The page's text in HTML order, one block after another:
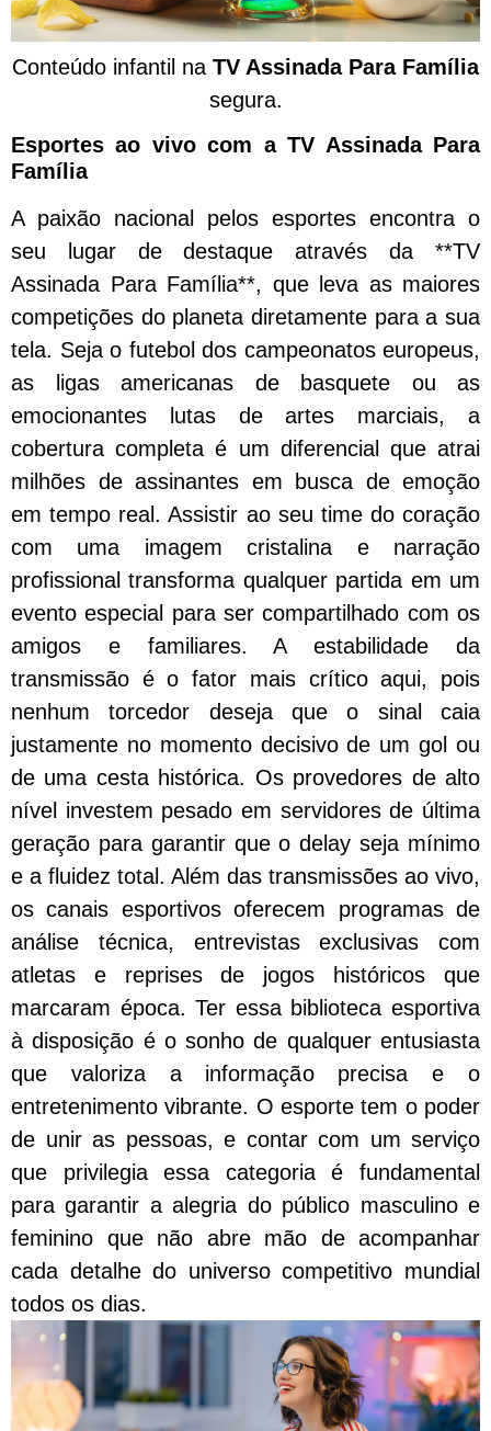
Conteúdo infantil na TV Assinada Para Família
segura.
Esportes ao vivo com a TV Assinada Para
Família
A paixão nacional pelos esportes encontra o
seu lugar de destaque através da **TV
Assinada Para Família**, que leva as maiores
competições do planeta diretamente para a sua
tela. Seja o futebol dos campeonatos europeus,
as ligas americanas de basquete ou as
emocionantes lutas de artes marciais, a
cobertura completa é um diferencial que atrai
milhões de assinantes em busca de emoção
em tempo real. Assistir ao seu time do coração
com uma imagem cristalina e narração
profissional transforma qualquer partida em um
evento especial para ser compartilhado com os
amigos e familiares. A estabilidade da
transmissão é o fator mais crítico aqui, pois
nenhum torcedor deseja que o sinal caia
justamente no momento decisivo de um gol ou
de uma cesta histórica. Os provedores de alto
nível investem pesado em servidores de última
geração para garantir que o delay seja mínimo
e a fluidez total. Além das transmissões ao vivo,
os canais esportivos oferecem programas de
análise técnica, entrevistas exclusivas com
atletas e reprises de jogos históricos que
marcaram época. Ter essa biblioteca esportiva
à disposição é o sonho de qualquer entusiasta
que valoriza a informação precisa e o
entretenimento vibrante. O esporte tem o poder
de unir as pessoas, e contar com um serviço
que privilegia essa categoria é fundamental
para garantir a alegria do público masculino e
feminino que não abre mão de acompanhar
cada detalhe do universo competitivo mundial
todos os dias.